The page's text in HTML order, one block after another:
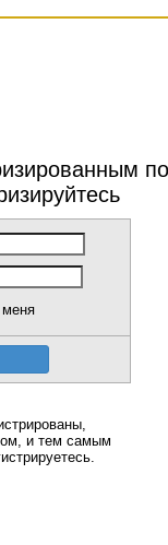
и тем самым